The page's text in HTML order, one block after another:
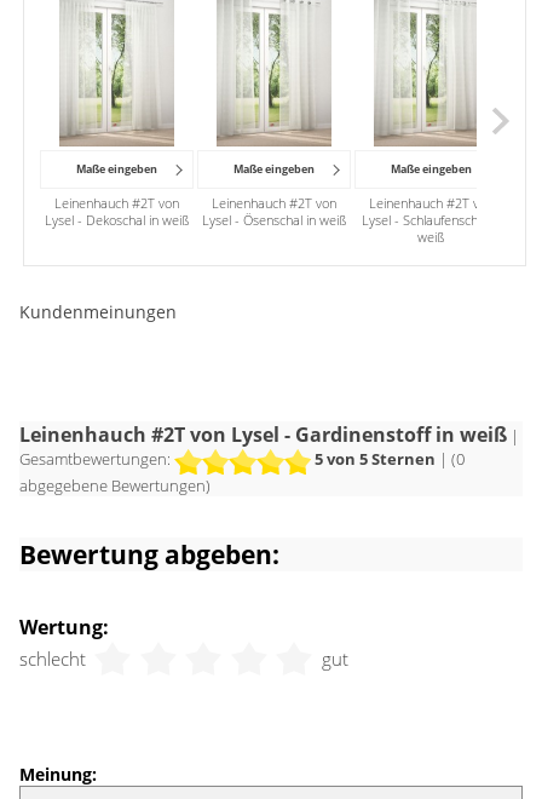
Maße eingeben
Leinenhauch #2T von
Lysel - Dekoschal in weiß
Maße eingeben
Leinenhauch #2T von
Lysel - Ösenschal in weiß
Maße eingeben
Leinenhauch #2T von
Lysel - Schlaufenschal in
weiß
Kundenmeinungen
Leinenhauch #2T von Lysel - Gardinenstoff in weiß|
Gesamtbewertungen:
5von 5 Sternen | (0
abgegebene Bewertungen)
Bewertung abgeben:
Wertung:
schlecht gut
Meinung: